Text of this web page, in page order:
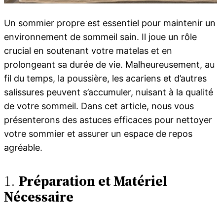
Un sommier propre est essentiel pour maintenir un
environnement de sommeil sain. Il joue un rôle
crucial en soutenant votre matelas et en
prolongeant sa durée de vie. Malheureusement, au
fil du temps, la poussière, les acariens et d’autres
salissures peuvent s’accumuler, nuisant à la qualité
de votre sommeil. Dans cet article, nous vous
présenterons des astuces efficaces pour nettoyer
votre sommier et assurer un espace de repos
agréable.
1. Préparation et Matériel
Nécessaire